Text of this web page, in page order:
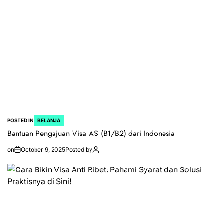
POSTED IN BELANJA
Bantuan Pengajuan Visa AS (B1/B2) dari Indonesia
on October 9, 2025Posted by